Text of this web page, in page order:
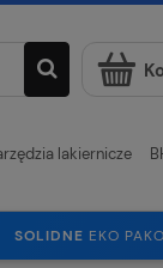
lakiernicze
SOLIDNE EKO